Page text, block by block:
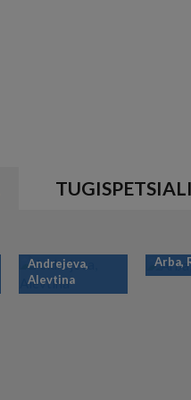
Andrejeva,
Alevtina
Arba,